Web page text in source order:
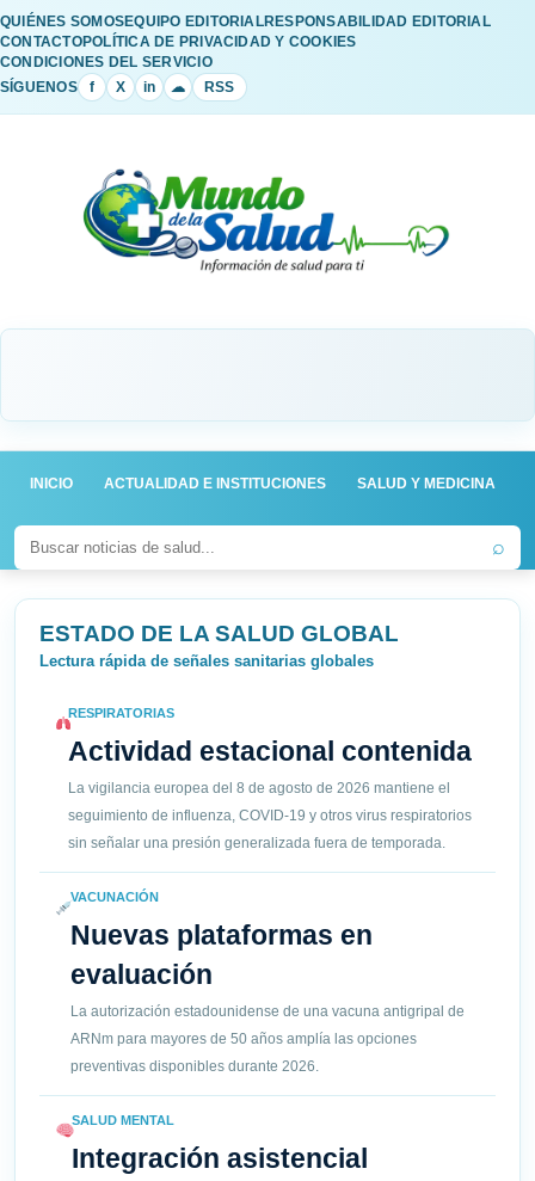
QUIÉNES SOMOSEQUIPO EDITORIALRESPONSABILIDAD EDITORIAL
CONTACTOPOLÍTICA DE PRIVACIDAD Y COOKIES
CONDICIONES DEL SERVICIO
SÍGUENOS
f X in ☁ RSS
INICIO ACTUALIDAD E INSTITUCIONES SALUD Y MEDICINA
⌕
ESTADO DE LA SALUD GLOBAL
Lectura rápida de señales sanitarias globales
RESPIRATORIAS
Actividad estacional contenida
La vigilancia europea del 8 de agosto de 2026 mantiene el
seguimiento de influenza, COVID-19 y otros virus respiratorios
sin señalar una presión generalizada fuera de temporada.
VACUNACIÓN
Nuevas plataformas en
evaluación
La autorización estadounidense de una vacuna antigripal de
ARNm para mayores de 50 años amplía las opciones
preventivas disponibles durante 2026.
SALUD MENTAL
Integración asistencial